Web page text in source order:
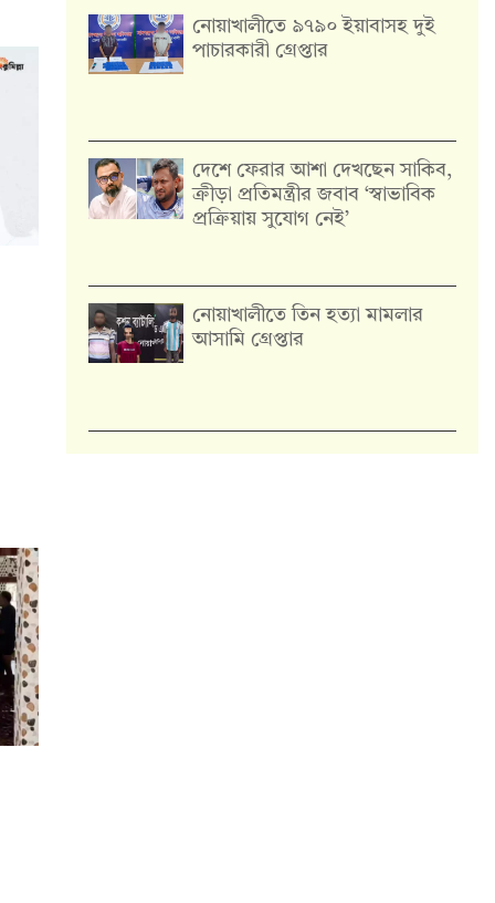
নোয়াখালীতে ৯৭৯০ ইয়াবাসহ দুই
পাচারকারী গ্রেপ্তার
দেশে ফেরার আশা দেখছেন সাকিব,
ক্রীড়া প্রতিমন্ত্রীর জবাব ‘স্বাভাবিক
প্রক্রিয়ায় সুযোগ নেই’
নোয়াখালীতে তিন হত্যা মামলার
আসামি গ্রেপ্তার